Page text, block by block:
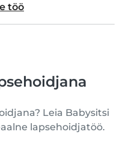
töö
Leia Babysitsi
lapsehoidjatöö.